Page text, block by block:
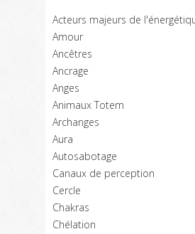
Acteurs majeurs de
Amour
Ancêtres
Ancrage
Anges
Animaux Totem
Archanges
Aura
Autosabotage
Canaux de perception
Cercle
Chakras
Chélation